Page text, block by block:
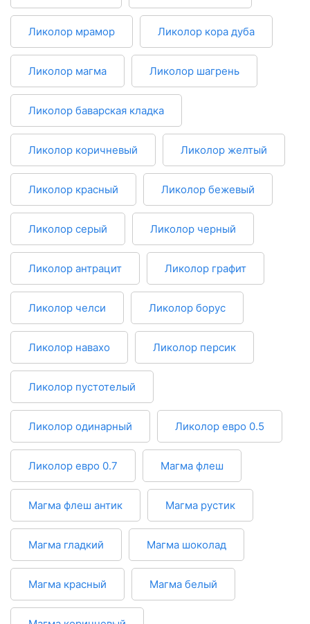
Ликолор мрамор Ликолор кора дуба
Ликолор магма Ликолор шагрень
Ликолор баварская кладка
Ликолор коричневый Ликолор желтый
Ликолор красный Ликолор бежевый
Ликолор серый Ликолор черный
Ликолор антрацит Ликолор графит
Ликолор челси Ликолор борус
Ликолор навахо Ликолор персик
Ликолор пустотелый
Ликолор одинарный Ликолор евро 0.5
Ликолор евро 0.7 Магма флеш
Магма флеш антик Магма рустик
Магма гладкий Магма шоколад
Магма красный Магма белый